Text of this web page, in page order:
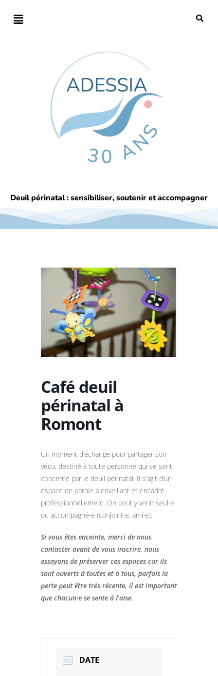
Deuil périnatal : sensibiliser, soutenir et accompagner
Café deuil
périnatal à
Romont
Un moment d’échange pour partager son
vécu, destiné à toute personne qui se sent
concerné par le deuil périnatal. Il s’agit d’un
espace de parole bienveillant et encadré
professionnellement. On peut y venir seul∙e
ou accompagné∙e (conjoint∙e, ami∙e).
Si vous êtes enceinte, merci de nous
contacter avant de vous inscrire, nous
essayons de préserver ces espaces car ils
sont ouverts à toutes et à tous, parfois la
perte peut être très récente, il est important
que chacun∙e se sente à l’aise.
DATE